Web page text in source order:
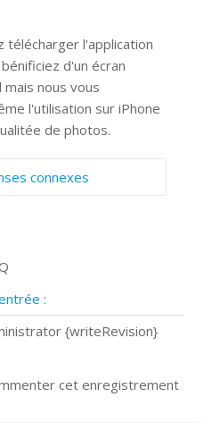
télécharger l'application
d'un écran
nous vous
l'utilisation sur iPhone
de photos.
connexes
Google Chrome ?
:
{writeRevision}
cet enregistrement